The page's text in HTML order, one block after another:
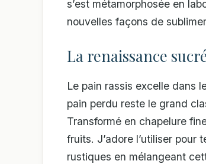
s’est métamorphosée en
nouvelles façons de
La renaissance
Le pain rassis excelle dans
pain perdu reste le grand
Transformé en chapelure
fruits. J’adore l’utiliser
rustiques en mélangeant